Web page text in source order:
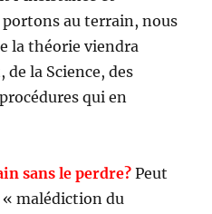
au terrain, nous
la théorie viendra
de la Science, des
qui en
sans le perdre? Peut
« malédiction du